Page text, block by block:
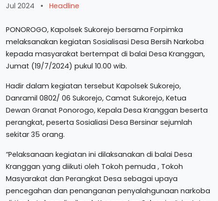
Jul 2024
• Headline
PONOROGO, Kapolsek Sukorejo bersama Forpimka
melaksanakan kegiatan Sosialisasi Desa Bersih Narkoba
kepada masyarakat bertempat di balai Desa Kranggan,
Jumat (19/7/2024) pukul 10.00 wib.
Hadir dalam kegiatan tersebut Kapolsek Sukorejo,
Danramil 0802/ 06 Sukorejo, Camat Sukorejo, Ketua
Dewan Granat Ponorogo, Kepala Desa Kranggan beserta
perangkat, peserta Sosialiasi Desa Bersinar sejumlah
sekitar 35 orang.
“Pelaksanaan kegiatan ini dilaksanakan di balai Desa
Kranggan yang diikuti oleh Tokoh pemuda , Tokoh
Masyarakat dan Perangkat Desa sebagai upaya
pencegahan dan penanganan penyalahgunaan narkoba